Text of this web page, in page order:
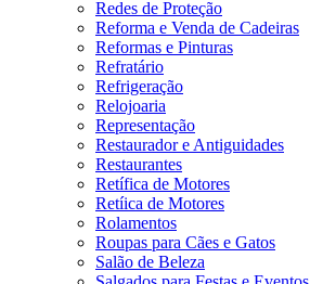
Redes de Proteção
Reforma e Venda de Cadeiras
Reformas e Pinturas
Refratário
Refrigeração
Relojoaria
Representação
Restaurador e Antiguidades
Restaurantes
Retífica de Motores
Retíica de Motores
Rolamentos
Roupas para Cães e Gatos
Salão de Beleza